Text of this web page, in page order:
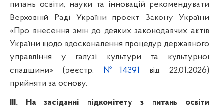
питань освіти, науки та інновацій рекомендувати
Верховній Раді України проект Закону України
«Про внесення змін до деяких законодавчих актів
України щодо вдосконалення процедур державного
управління у галузі культури та культурної
спадщини» (реєстр.
№14391
від 22.01.2026)
прийняти за основу.
ІІІ. На засіданні підкомітету з питань освіти